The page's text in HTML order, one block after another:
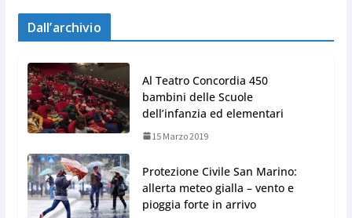
Dall’archivio
Al Teatro Concordia 450
bambini delle Scuole
dell’infanzia ed elementari
15 Marzo 2019
Protezione Civile San Marino:
allerta meteo gialla – vento e
pioggia forte in arrivo